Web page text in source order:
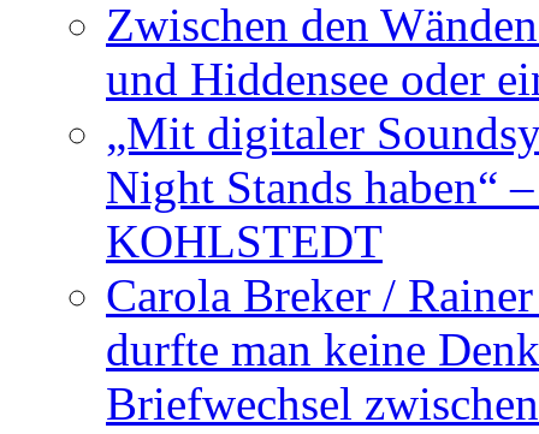
Zwischen den
und Hiddensee oder
„Mit digitaler
Night Stands haben“
KOHLSTEDT
Carola Breker /
durfte man keine
Briefwechsel